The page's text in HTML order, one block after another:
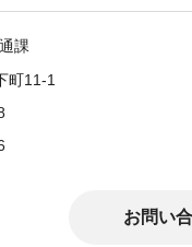
課
町11-1